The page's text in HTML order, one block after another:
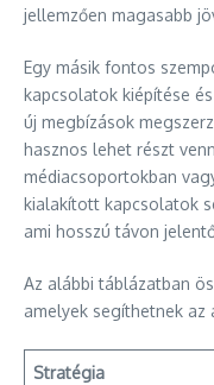
jellemzően magasabb
Egy másik fontos
kapcsolatok kiépítése
új megbízások
hasznos lehet részt
médiacsoportokban
kialakított kapcsolatok
ami hosszú távon
Az alábbi táblázatban
amelyek segíthetnek az
Stratégia